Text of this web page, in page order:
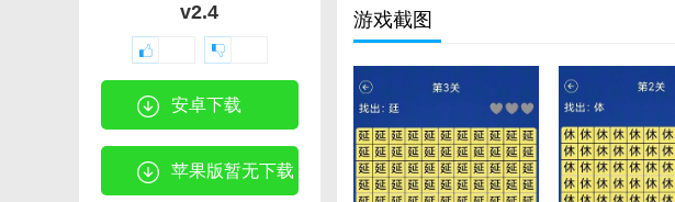
v2.4
安卓下载
苹果版暂无下载
游戏截图